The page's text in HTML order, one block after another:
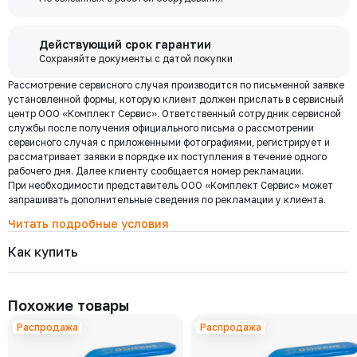
8 088 ₽
7025-025-63
Давление номинальное
РУ 63
Диаметр номинальный
ДУ 25
Наличие
Есть
Цена с НДС
5 772 ₽ Купить
7025-020-63
Давление номинальноеДиаметр номинальныйНаличие
Цена с НДС Купить
РУ 63
Цена с НДС
3 293 ₽
Обмен документами через Диадок это обмен и подписание
любых документов без дублирования на бумаге. Приглашаем Вас
приступить к работе по обмену документами в электронном
виде.
Подробнее
Бесплатная
доставка по
Москве и
области при
заказе от 30
000 ₽
Региональная доставка
Мы стремимся сократить издержки по доставке заказов для наших
клиентов!
Москве. Условия доставки до терминалов ТК в других городах
терминала ТК оплачиваются отдельно.
Осуществляется с 8:00 до 17:30 после полной оплаты заказа и по
Действующий срок гарантии
Сохраняйте документы с датой покупки
Рассмотрение сервисного случая производится по письменной заявке
установленной формы, которую клиент должен прислать в сервисный
центр ООО «Комплект Сервис». Ответственный сотрудник сервисной
службы после получения официального письма о рассмотрении
сервисного случая с приложенными фотографиями, регистрирует и
рассматривает заявки в порядке их поступления в течение одного
рабочего дня. Далее клиенту сообщается номер рекламации.
При необходимости представитель ООО «Комплект Сервис» может
запрашивать дополнительные сведения по рекламации у клиента.
Читать подробные условия
Как купить
Похожие товары
Распродажа Распродажа